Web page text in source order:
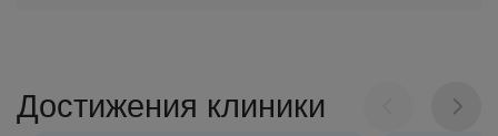
Достижения клиники